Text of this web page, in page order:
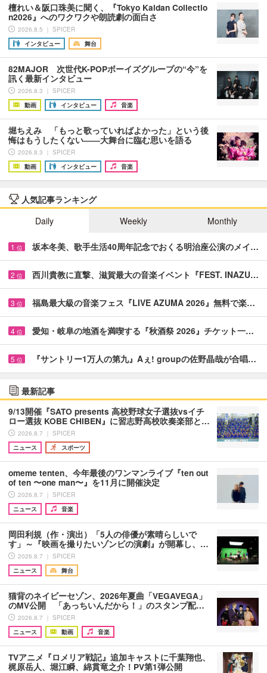
檀れい＆阪口珠美に聞く、『Tokyo Kaidan Collectio
n2026』へのワクワクや朗読劇の面白さ
2026.8.5 ｜ SPICER
インタビュー
舞台
82MAJOR 次世代K-POPボーイズグループの“今”を
訊く最新インタビュー
2026.8.3 ｜ SPICER
動画
インタビュー 音楽
堀ちえみ 「もっと歌っていればよかった」という後
悔はもうしたくない――大舞台に臨む思いを語る
2026.8.3 ｜ SPICER
動画
インタビュー 音楽
人気記事ランキング
Daily
Weekly Monthly
1 位 坂本冬美、歌手生活40周年記念でおくる明治座公演のメイ…
2 位 西川貴教に直撃、滋賀最大の音楽イベント『FEST. INAZU…
3 位 福島最大級の音楽フェス『LIVE AZUMA 2026』無料で楽…
4 位 愛知・岐阜の地酒を満喫する『秋酒祭 2026』チケット一…
5 位 『サントリー1万人の第九』Aぇ! groupの佐野晶哉が合唱…
最新記事
9/13開催『SATO presents 高校野球女子選抜vsイチ
ロー選抜 KOBE CHIBEN』に習志野高校吹奏楽部と…
2026.8.7 ｜ SPICER
ニュース
スポーツ
omeme tenten、今年最後のワンマンライブ『ten out
of ten 〜one man〜』を11月に開催決定
2026.8.7 ｜ SPICER
ニュース
音楽
岡田利規（作・演出）「5人の俳優が素晴らしいで
す」～『映画を撮りたいゾンビの演劇』が開幕し、…
2026.8.7 ｜ SPICER
ニュース
舞台
猫背のネイビーセゾン、2026年夏曲「VEGAVEGA」
のMV公開 「あっちいんだから！」のスタンプ配…
2026.8.7 ｜ SPICER
ニュース
動画 音楽
TVアニメ『ロメリア戦記』追加キャストに千葉翔也、
梶原岳人、堀江瞬、綿貫竜之介！PV第1弾公開